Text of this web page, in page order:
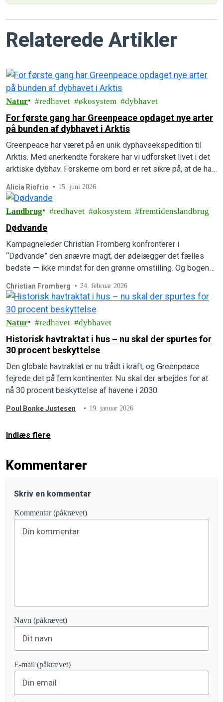
Relaterede Artikler
Natur redhavet økosystem dybhavet
For første gang har Greenpeace opdaget nye arter
på bunden af dybhavet i Arktis
Greenpeace har været på en unik dyphavsekspedition til
Arktis. Med anerkendte forskere har vi udforsket livet i det
arktiske dybhav. Forskerne om bord er ret sikre på, at de har
Alicia Riofrio 15. juni 2026
Landbrug redhavet økosystem fremtidenslandbrug
Dødvande
Kampagneleder Christian Fromberg konfronterer i
“Dødvande” den snævre magt, der ødelægger det fælles
bedste — ikke mindst for den grønne omstilling. Og bogen
den højaktuelle bog.
Christian Fromberg 24. februar 2026
Natur redhavet dybhavet
Historisk havtraktat i hus – nu skal der spurtes for
30 procent beskyttelse
Den globale havtraktat er nu trådt i kraft, og Greenpeace
fejrede det på fem kontinenter. Nu skal der arbejdes for at
nå 30 procent beskyttelse af havene i 2030.
Poul Bonke Justesen 19. januar 2026
Indlæs flere
Kommentarer
Skriv en kommentar
Kommentar (påkrævet)
Navn (påkrævet)
E-mail (påkrævet)